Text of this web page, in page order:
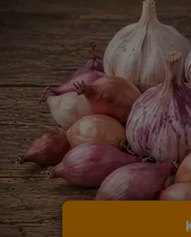
ml) [MHD
Hersteller:
Artikelnummer:
EAN:
Datenblatt: